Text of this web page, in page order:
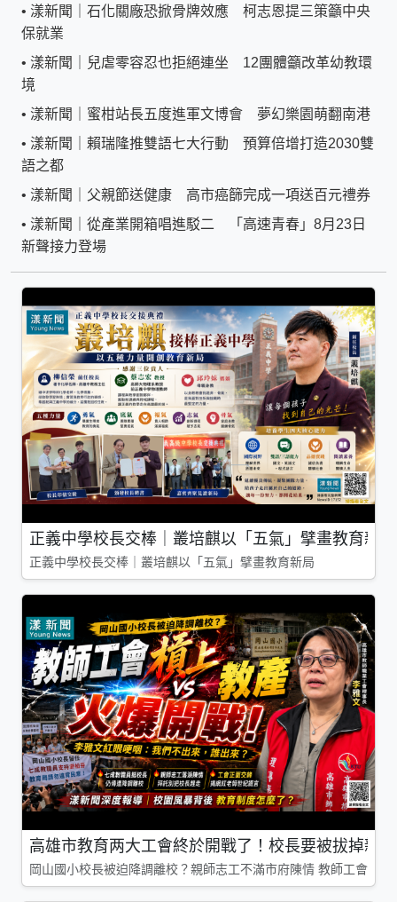
• 漾新聞｜石化關廠恐掀骨牌效應 柯志恩提三策籲中央
保就業
• 漾新聞｜兒虐零容忍也拒絕連坐 12團體籲改革幼教環
境
• 漾新聞｜蜜柑站長五度進軍文博會 夢幻樂園萌翻南港
• 漾新聞｜賴瑞隆推雙語七大行動 預算倍增打造2030雙
語之都
• 漾新聞｜父親節送健康 高市癌篩完成一項送百元禮券
• 漾新聞｜從產業開箱唱進駁二 「高速青春」8月23日
新聲接力登場
正義中學校長交棒｜叢培麒以「五氣」擘畫教育新局
正義中學校長交棒｜叢培麒以「五氣」擘畫教育新局
高雄市教育两大工會終於開戰了！校長要被拔掉親
岡山國小校長被迫降調離校？親師志工不滿市府陳情 教師工會槓